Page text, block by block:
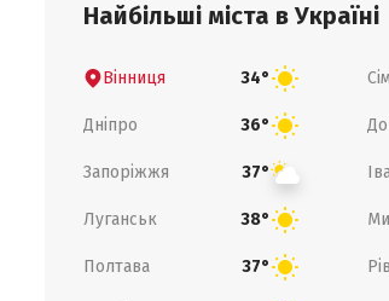
Найбільші міста в Україні
Вінниця 34°
Дніпро 36°
Запоріжжя 37°
Луганськ 38°
Полтава 37°